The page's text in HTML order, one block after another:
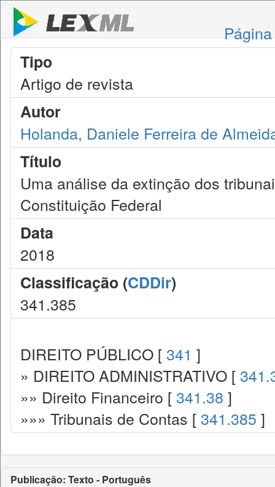
Tipo
Artigo de revista
Autor
Holanda, Daniele Ferreira de
Título
Uma análise da extinção dos
Constituição Federal
Data
2018
Classificação (CDDir)
341.385
DIREITO PÚBLICO [ 341 ]
» DIREITO ADMINISTRATIVO [
»» Direito Financeiro [ 341.38 ]
»»» Tribunais de Contas [ 341.385 ]
Publicação: Texto - Português